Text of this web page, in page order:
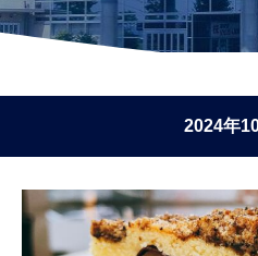
2024年